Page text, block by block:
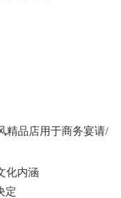
精品店用于商务宴请/
化内涵
定